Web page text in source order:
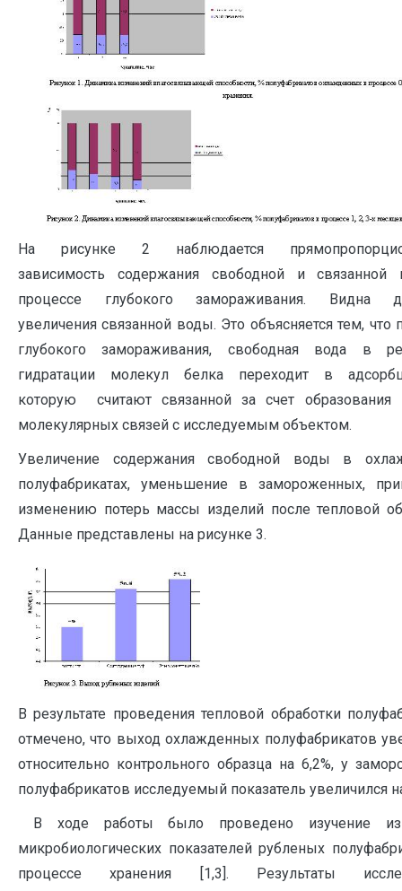
На рисунке 2 наблюдается
зависимость содержания свободной и связанной
процессе глубокого замораживания. Видна
увеличения связанной воды. Это объясняется тем, что
глубокого замораживания, свободная вода в
гидратации молекул белка переходит в
которую считают связанной за счет образования
молекулярных связей с исследуемым объектом.
Увеличение содержания свободной воды в
полуфабрикатах, уменьшение в замороженных,
изменению потерь массы изделий после тепловой
Данные представлены на рисунке 3.
В результате проведения тепловой обработки
отмечено, что выход охлажденных полуфабрикатов
относительно контрольного образца на 6,2%, у
полуфабрикатов исследуемый показатель увеличился
В ходе работы было проведено изучение
микробиологических показателей рубленых
процессе хранения [1,3]. Результаты